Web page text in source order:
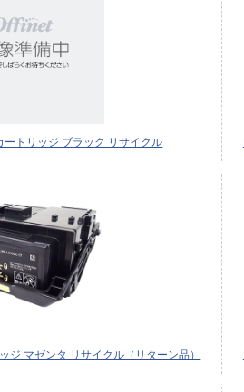
トリッジ ブラック リサイクル
ジ マゼンタ リサイクル（リターン品）